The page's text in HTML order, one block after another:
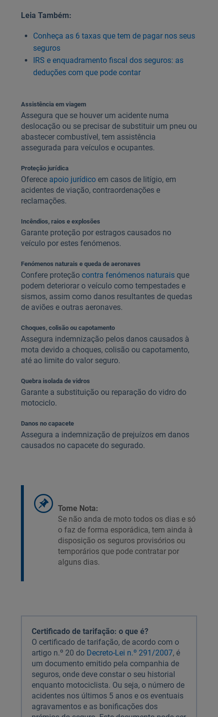
Leia Também:
Conheça as 6 taxas que tem de pagar nos seus
seguros
IRS e enquadramento fiscal dos seguros: as
deduções com que pode contar
Assistência em viagem
Assegura que se houver um acidente numa
deslocação ou se precisar de substituir um pneu ou
abastecer combustível, tem assistência
assegurada para veículos e ocupantes.
Proteção jurídica
Oferece apoio jurídicoem casos de litígio, em
acidentes de viação, contraordenações e
reclamações.
Incêndios, raios e explosões
Garante proteção por estragos causados no
veículo por estes fenómenos.
Fenómenos naturais e queda de aeronaves
Confere proteção contra fenómenos naturaisque
podem deteriorar o veículo como tempestades e
sismos, assim como danos resultantes de quedas
de aviões e outras aeronaves.
Choques, colisão ou capotamento
Assegura indemnização pelos danos causados à
mota devido a choques, colisão ou capotamento,
até ao limite do valor seguro.
Quebra isolada de vidros
Garante a substituição ou reparação do vidro do
motociclo.
Danos no capacete
Assegura a indemnização de prejuízos em danos
causados no capacete do segurado.
Tome Nota:
Se não anda de moto todos os dias e só
o faz de forma esporádica, tem ainda à
disposição os seguros provisórios ou
temporários que pode contratar por
alguns dias.
Certificado de tarifação: o que é?
O certificado de tarifação, de acordo com o
artigo n.º 20 do Decreto-Lei n.º 291/2007, é
um documento emitido pela companhia de
seguros, onde deve constar o seu historial
enquanto motociclista. Ou seja, o número de
acidentes nos últimos 5 anos e os eventuais
agravamentos e as bonificações dos